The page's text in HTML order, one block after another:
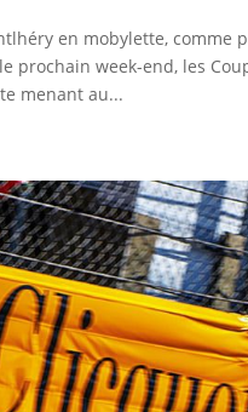
en mobylette,
prochain week-end, les
menant au...